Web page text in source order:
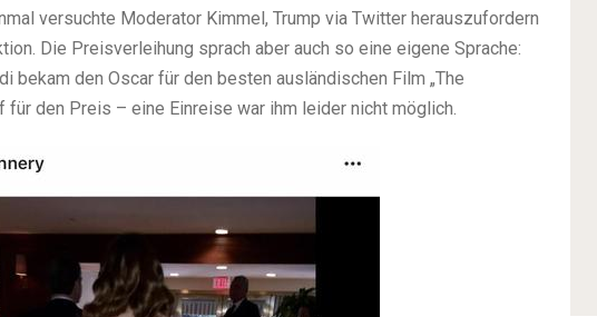
versuchte Moderator Kimmel, Trump via Twitter herauszufordern
Die Preisverleihung sprach aber auch so eine eigene Sprache:
bekam den Oscar für den besten ausländischen Film „The
für den Preis – eine Einreise war ihm leider nicht möglich.